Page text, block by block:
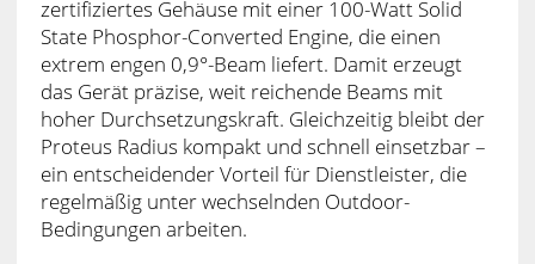
zertifiziertes Gehäuse mit einer 100-Watt Solid
State Phosphor-Converted Engine, die einen
extrem engen 0,9°-Beam liefert. Damit erzeugt
das Gerät präzise, weit reichende Beams mit
hoher Durchsetzungskraft. Gleichzeitig bleibt der
Proteus Radius kompakt und schnell einsetzbar –
ein entscheidender Vorteil für Dienstleister, die
regelmäßig unter wechselnden Outdoor-
Bedingungen arbeiten.